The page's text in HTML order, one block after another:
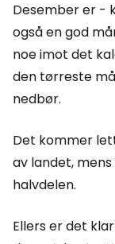
Desember er -
også en god
noe imot det
den tørreste
nedbør.
Det kommer
av landet,
halvdelen.
Ellers er det